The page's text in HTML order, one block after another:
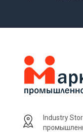
Industry